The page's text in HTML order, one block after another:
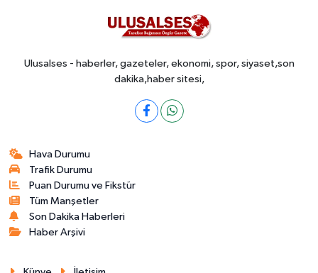
Ulusalses - haberler, gazeteler, ekonomi, spor, siyaset,son
dakika,haber sitesi,
Hava Durumu
Trafik Durumu
Puan Durumu ve Fikstür
Tüm Manşetler
Son Dakika Haberleri
Haber Arşivi